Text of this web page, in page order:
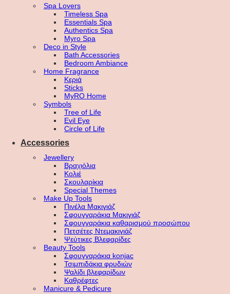
Spa Lovers
Timeless Spa
Essentials Spa
Authentics Spa
Myro Spa
Deco in Style
Bath Accessories
Bedroom Ambiance
Home Fragrance
Κεριά
Sticks
MyRO Home
Symbols
Tree of Life
Evil Eye
Circle of Life
Accessories
Jewellery
Βραχιόλια
Κολιέ
Σκουλαρίκια
Special Themes
Make Up Tools
Πινέλα Μακιγιάζ
Σφουγγαράκια Μακιγιάζ
Σφουγγαράκια καθαρισμού προσώπου
Πετσέτες Ντεμακιγιάζ
Ψεύτικες Βλεφαρίδες
Beauty Tools
Σφουγγαράκια konjac
Τσιμπιδάκια φρυδιών
Ψαλίδι βλεφαρίδων
Καθρέφτες
Manicure & Pedicure